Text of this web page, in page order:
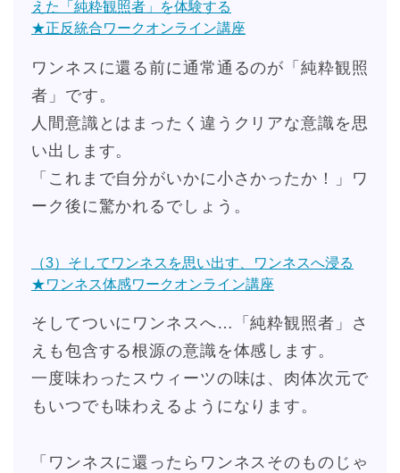
えた「純粋観照者」を体験する
★正反統合ワークオンライン講座
ワンネスに還る前に通常通るのが「純粋観照
者」です。
人間意識とはまったく違うクリアな意識を思
い出します。
「これまで自分がいかに小さかったか！」ワ
ーク後に驚かれるでしょう。
（3）そしてワンネスを思い出す、ワンネスへ浸る
★ワンネス体感ワークオンライン講座
そしてついにワンネスへ…「純粋観照者」さ
えも包含する根源の意識を体感します。
一度味わったスウィーツの味は、肉体次元で
もいつでも味わえるようになります。
「ワンネスに還ったらワンネスそのものじゃ